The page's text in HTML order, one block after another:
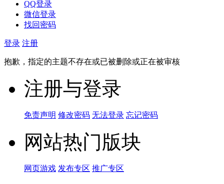
QQ登录
微信登录
找回密码
登录 注册
抱歉，指定的主题不存在或已被删除或正在被审核
注册与登录
免责声明 修改密码 无法登录 忘记密码
网站热门版块
网页游戏 发布专区 推广专区